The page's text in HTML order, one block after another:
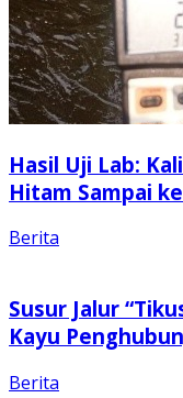
Hasil Uji Lab:
Hitam Sampai
Berita
Susur Jalur
Kayu
Berita